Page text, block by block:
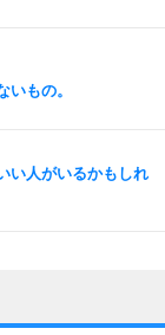
いもの。
い人がいるかもしれ